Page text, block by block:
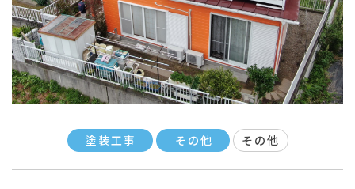
塗装工事 その他 その他